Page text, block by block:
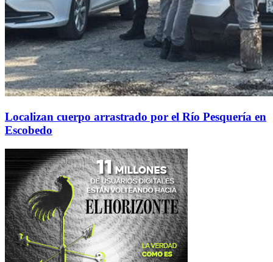
Localizan cuerpo arrastrado por el Río Pesquería en
Escobedo